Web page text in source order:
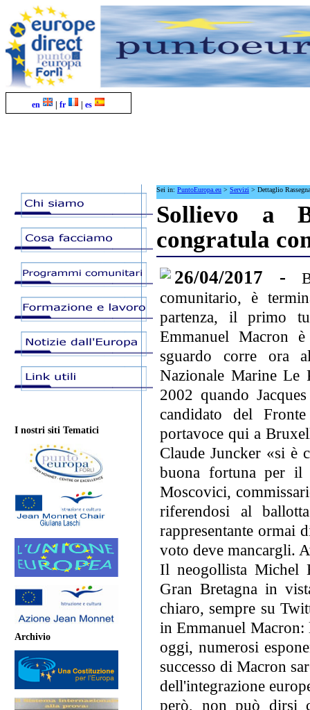
en | fr | es
I nostri siti Tematici
Archivio
Sei in: PuntoEuropa.eu > Servizi > Dettaglio
Sollievo a
congratula
26/04/2017 -
comunitario, è
partenza, il primo
Emmanuel Macron
sguardo corre ora
Nazionale Marine Le
2002 quando
candidato del
portavoce qui a
Claude Juncker «si è
buona fortuna per il
Moscovici,
riferendosi al
rappresentante ormai
voto deve mancargli.
Il neogollista Michel
Gran Bretagna in
chiaro, sempre su
in Emmanuel Macron:
oggi, numerosi
successo di Macron
dell'integrazione
però, non può dirsi